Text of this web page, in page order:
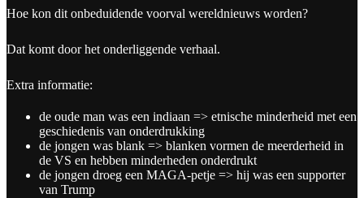
Hoe kon dit onbeduidende voorval wereldnieuws worden?
Dat komt door het onderliggende verhaal.
Extra informatie:
de oude man was een indiaan => etnische minderheid met een
geschiedenis van onderdrukking
de jongen was blank => blanken vormen de meerderheid in
de VS en hebben minderheden onderdrukt
de jongen droeg een MAGA-petje => hij was een supporter
van Trump